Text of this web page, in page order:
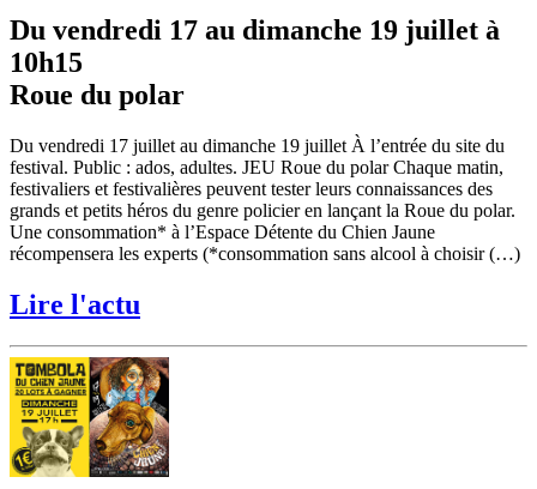
Du vendredi 17 au dimanche 19 juillet à
10h15
Roue du polar
Du vendredi 17 juillet au dimanche 19 juillet À l’entrée du site du
festival. Public : ados, adultes. JEU Roue du polar Chaque matin,
festivaliers et festivalières peuvent tester leurs connaissances des
grands et petits héros du genre policier en lançant la Roue du polar.
Une consommation* à l’Espace Détente du Chien Jaune
récompensera les experts (*consommation sans alcool à choisir (…)
Lire l'actu